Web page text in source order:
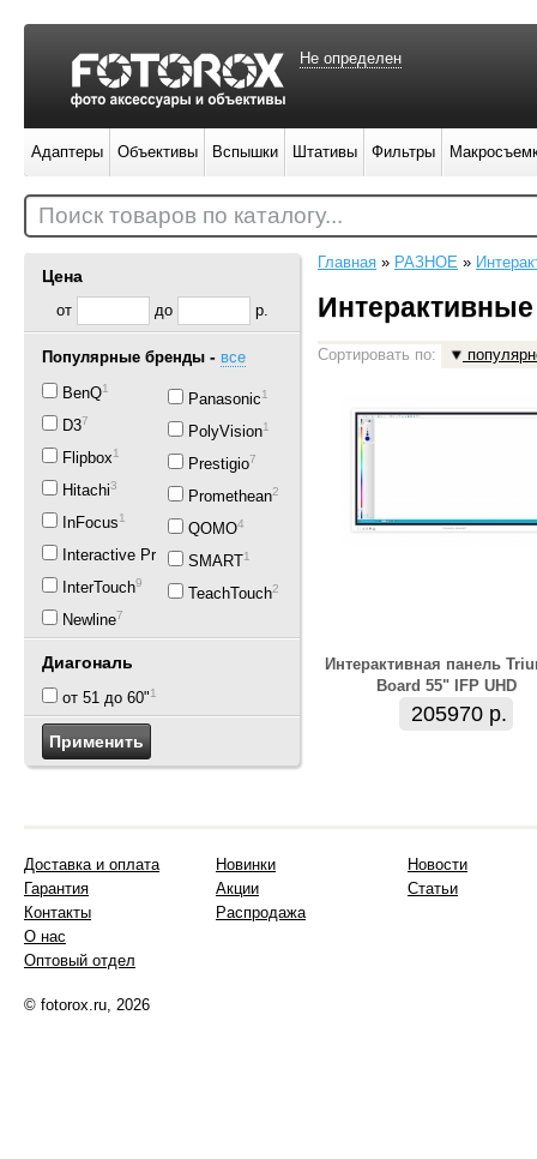
Цена
от до р.
Популярные бренды - все
BenQ1
D37
Flipbox1
Hitachi3
InFocus1
Interactive Project
InterTouch9
Newline7
Panasonic1
PolyVision1
Prestigio7
Promethean2
QOMO4
SMART1
TeachTouch2
Диагональ
от 51 до 60"1
Главная » РАЗНОЕ »
Сортировать по:
Интерактивная панель
Board 55" IFP UHD
205970 р.
Не определен
Адаптеры Объективы Вспышки Штативы Фильтры
Поиск товаров по каталогу...
Доставка и оплата
Гарантия
Контакты
О нас
Оптовый отдел
Новинки
Акции
Распродажа
Новости
Статьи
© fotorox.ru, 2026